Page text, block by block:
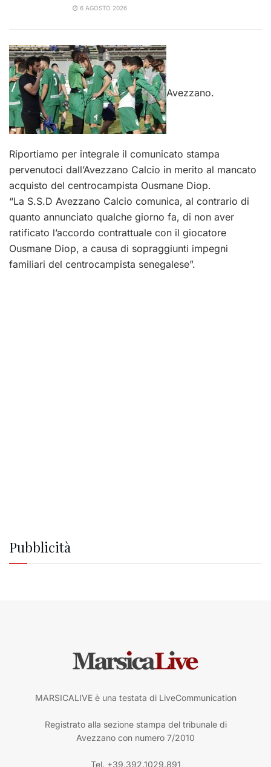
6 AGOSTO 2026
Avezzano.
Riportiamo per integrale il comunicato stampa
pervenutoci dall’Avezzano Calcio in merito al mancato
acquisto del centrocampista Ousmane Diop.
“La S.S.D Avezzano Calcio comunica, al contrario di
quanto annunciato qualche giorno fa, di non aver
ratificato l’accordo contrattuale con il giocatore
Ousmane Diop, a causa di sopraggiunti impegni
familiari del centrocampista senegalese”.
Pubblicità
MARSICALIVE è una testata di LiveCommunication
Registrato alla sezione stampa del tribunale di
Avezzano con numero 7/2010
Tel. +39.392.1029.891